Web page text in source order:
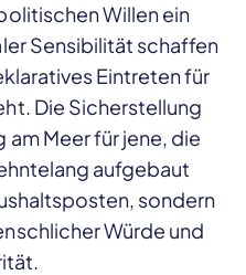
Willen ein
Sensibilität schaffen
Eintreten für
Die Sicherstellung
am Meer für jene, die
aufgebaut
sondern
Würde und